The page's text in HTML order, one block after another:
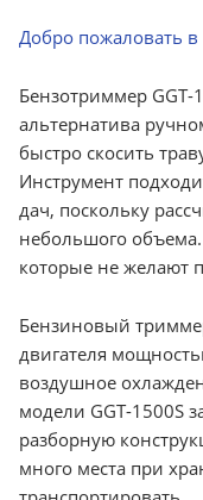
Добро пожаловать
Бензотриммер GGT-
альтернатива
быстро скосить
Инструмент
дач, поскольку
небольшого
которые не желают
Бензиновый
двигателя
воздушное
модели GGT-1500S
разборную
много места при